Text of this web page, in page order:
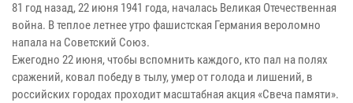
81 год назад, 22 июня 1941 года, началась Великая Отечественная
война. В теплое летнее утро фашистская Германия вероломно
напала на Советский Союз.
Ежегодно 22 июня, чтобы вспомнить каждого, кто пал на полях
сражений, ковал победу в тылу, умер от голода и лишений, в
российских городах проходит масштабная акция «Свеча памяти».